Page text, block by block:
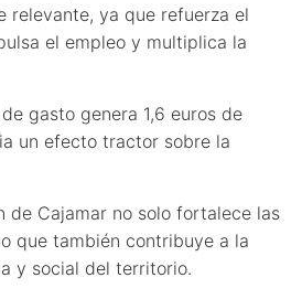
relevante, ya que refuerza el
el empleo y multiplica la
gasto genera 1,6 euros de
un efecto tractor sobre la
de Cajamar no solo fortalece las
que también contribuye a la
y social del territorio.